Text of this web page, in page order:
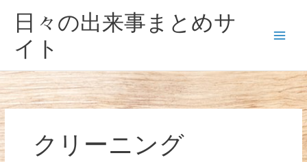
ッ
プ
日々の出来事まとめサ
イト
クリーニング